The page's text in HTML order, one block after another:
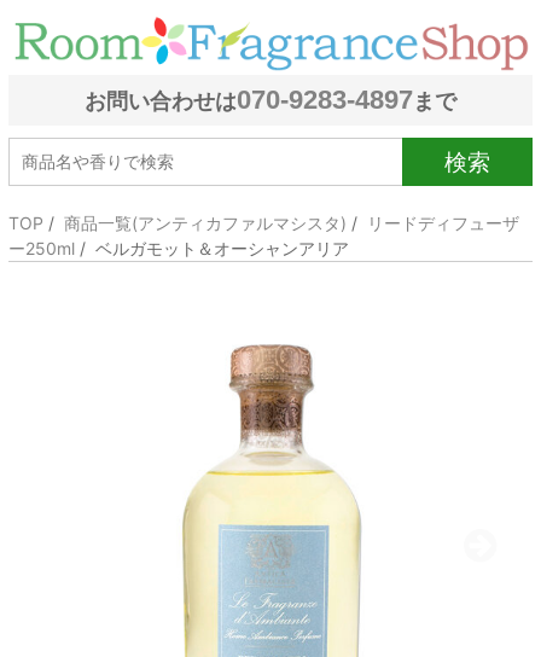
お問い合わせは070-9283-4897まで
検索
TOP / 商品一覧(アンティカファルマシスタ) /
リードディフューザ
ー250ml / ベルガモット＆オーシャンアリア